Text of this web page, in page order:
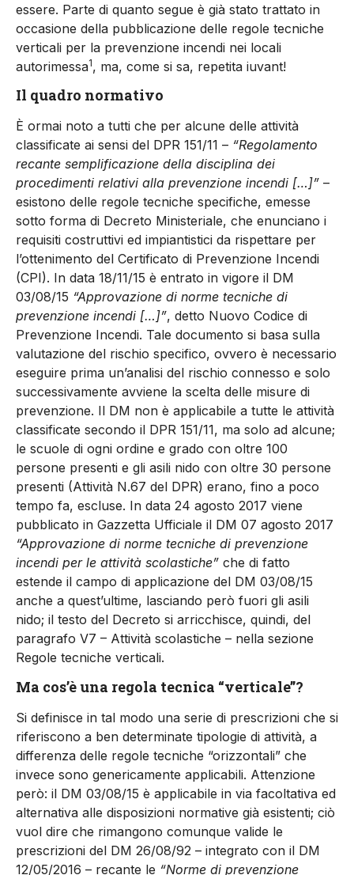
essere. Parte di quanto segue è già stato trattato in
occasione della pubblicazione delle regole tecniche
verticali per la prevenzione incendi nei locali
autorimessa1, ma, come si sa, repetita iuvant!
Il quadro normativo
È ormai noto a tutti che per alcune delle attività
classificate ai sensi del DPR 151/11 – “Regolamento
recante semplificazione della disciplina dei
procedimenti relativi alla prevenzione incendi […]” –
esistono delle regole tecniche specifiche, emesse
sotto forma di Decreto Ministeriale, che enunciano i
requisiti costruttivi ed impiantistici da rispettare per
l’ottenimento del Certificato di Prevenzione Incendi
(CPI). In data 18/11/15 è entrato in vigore il DM
03/08/15 “Approvazione di norme tecniche di
prevenzione incendi […]”, detto Nuovo Codice di
Prevenzione Incendi. Tale documento si basa sulla
valutazione del rischio specifico, ovvero è necessario
eseguire prima un’analisi del rischio connesso e solo
successivamente avviene la scelta delle misure di
prevenzione. Il DM non è applicabile a tutte le attività
classificate secondo il DPR 151/11, ma solo ad alcune;
le scuole di ogni ordine e grado con oltre 100
persone presenti e gli asili nido con oltre 30 persone
presenti (Attività N.67 del DPR) erano, fino a poco
tempo fa, escluse. In data 24 agosto 2017 viene
pubblicato in Gazzetta Ufficiale il DM 07 agosto 2017
“Approvazione di norme tecniche di prevenzione
incendi per le attività scolastiche” che di fatto
estende il campo di applicazione del DM 03/08/15
anche a quest’ultime, lasciando però fuori gli asili
nido; il testo del Decreto si arricchisce, quindi, del
paragrafo V7 – Attività scolastiche – nella sezione
Regole tecniche verticali.
Ma cos’è una regola tecnica “verticale”?
Si definisce in tal modo una serie di prescrizioni che si
riferiscono a ben determinate tipologie di attività, a
differenza delle regole tecniche “orizzontali” che
invece sono genericamente applicabili. Attenzione
però: il DM 03/08/15 è applicabile in via facoltativa ed
alternativa alle disposizioni normative già esistenti; ciò
vuol dire che rimangono comunque valide le
prescrizioni del DM 26/08/92 – integrato con il DM
12/05/2016 – recante le “Norme di prevenzione